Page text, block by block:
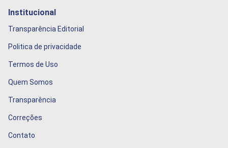
Institucional
Transparência Editorial
Politica de privacidade
Termos de Uso
Quem Somos
Transparência
Correções
Contato